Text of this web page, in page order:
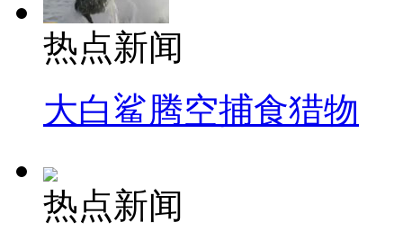
热点新闻
大白鲨腾空捕食猎物
热点新闻